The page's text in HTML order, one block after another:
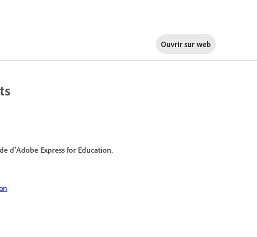
Ouvrir sur web
d’Adobe Express for Education.
.